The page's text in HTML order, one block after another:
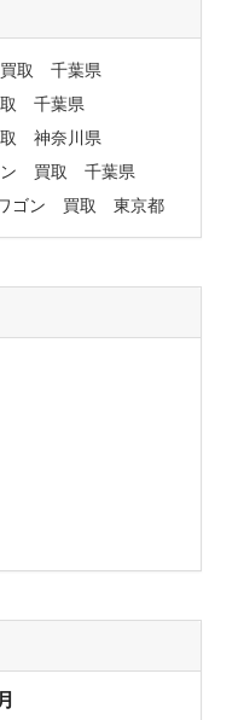
取 千葉県
千葉県
神奈川県
ン 買取 千葉県
ワゴン 買取 東京都